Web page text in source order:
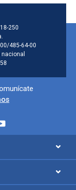
de la
250
485-64-00